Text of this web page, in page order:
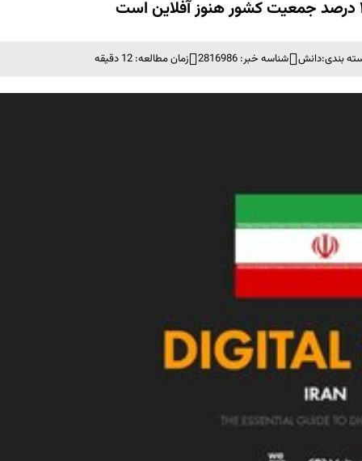
بندی:دانش شناسه خبر: 2816986 زمان مطالعه: 12 دقیقه